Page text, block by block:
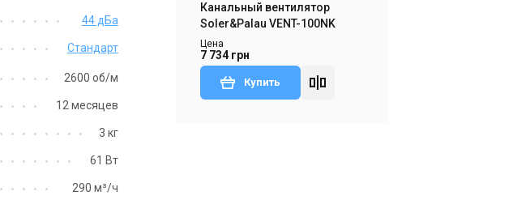
вентилятор
44 дБа
Стандарт
2600 об/м
12 месяцев
3 кг
61 Вт
290 м³/ч
Канальный вентилятор
Soler&Palau VENT-100NK
Цена
7 734 грн
Купить